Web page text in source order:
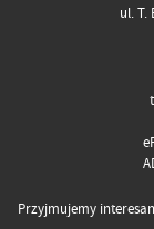
ul. T.
Przyjmujemy